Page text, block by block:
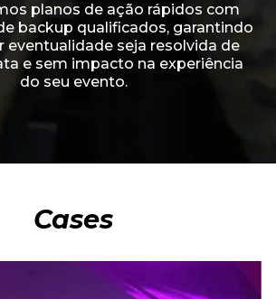
planos de ação rápidos com
backup qualificados, garantindo
eventualidade seja resolvida de
e sem impacto na experiência
do seu evento.
Cases